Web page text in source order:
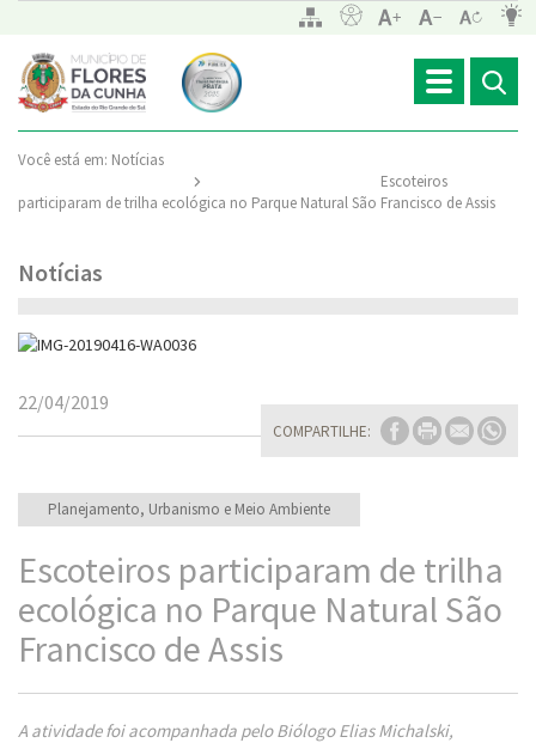
Toggle
navigation
Você está em: Notícias
Escoteiros
participaram de trilha ecológica no Parque Natural São Francisco de Assis
Notícias
COMPARTILHE:
22/04/2019
Planejamento, Urbanismo e Meio Ambiente
Escoteiros participaram de trilha
ecológica no Parque Natural São
Francisco de Assis
A atividade foi acompanhada pelo Biólogo Elias Michalski,